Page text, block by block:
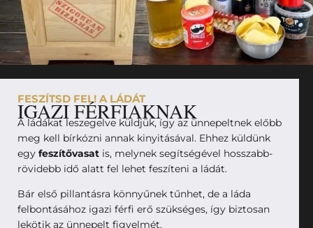
FESZÍTSD FEL! A LÁDÁT
IGAZI FÉRFIAKNAK
A ládákat leszegelve küldjük, így az ünnepeltnek előbb
meg kell bírkózni annak kinyitásával. Ehhez küldünk
egy feszítővasat is, melynek segítségével hosszabb-
rövidebb idő alatt fel lehet feszíteni a ládát.
Bár első pillantásra könnyűnek tűnhet, de a láda
felbontásához igazi férfi erő szükséges, így biztosan
lekötik az ünnepelt figyelmét.